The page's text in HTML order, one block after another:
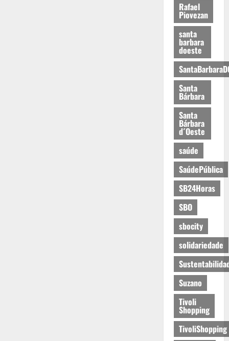
Rafael
Piovezan
santa
barbara
doeste
Santa
Bárbara
Santa
Bárbara
d´Oeste
saúde
SaúdePública
SB24Horas
SBO
sbocity
solidariedade
Suzano
Tivoli
Shopping
TivoliShopping